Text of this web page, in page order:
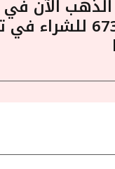
الذهب الآن
24 يسجل 6735